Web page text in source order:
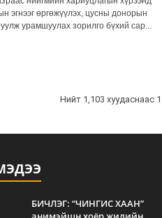
эгнээг өргөжүүлэх, цусны донорын
урамшуулах зорилго бүхий сар...
Нийт 1,103 хуудаснаас 1
БИЧЛЭГ: “ЧИНГИС ХААН”